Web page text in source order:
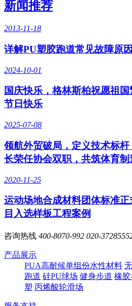
新闻推荐
2013-11-18
详解PU塑胶跑道常见故障原
2024-10-01
国庆快乐，格林斯柏祝愿祖
节日快乐
2025-07-08
领航外贸破局，定义技术标
长荣任协会双职，共筑体育
2020-11-25
运动场地合成材料团体标准
目入选样板工程案例
咨询热线 400-8070-992 020-
产品展示
PUA高耐候单组份水性材料
跑道 硅PU球场 健身步道 橡
塑 丙烯酸轮滑场